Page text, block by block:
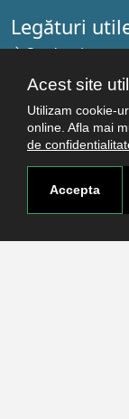
Acest site
Utilizam cookie-
online. Afla mai
de
Accepta
Legături
Studenţi
Facultăţi
Cercetare
Termeni şi
Politica de
Autentificare
Contact